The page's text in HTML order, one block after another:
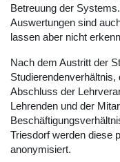
Betreuung der
Auswertungen sind
lassen aber nicht
Nach dem Austritt der
Abschluss der
Lehrenden und der
Triesdorf werden diese
anonymisiert.